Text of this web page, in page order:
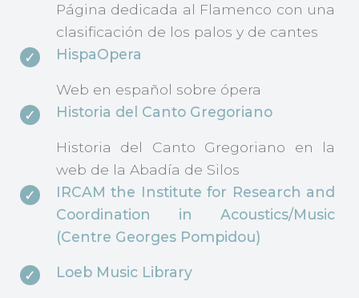
Página dedicada al Flamenco con una
clasificación de los palos y de cantes
HispaOpera
Web en español sobre ópera
Historia del Canto Gregoriano
Historia del Canto Gregoriano en la
web de la Abadía de Silos
IRCAM the Institute for Research and
Coordination in Acoustics/Music
(Centre Georges Pompidou)
Loeb Music Library